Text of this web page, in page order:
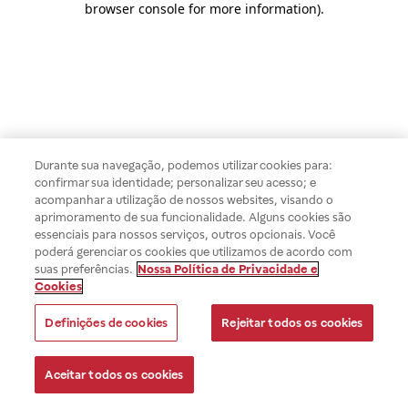
browser console for more information).
Durante sua navegação, podemos utilizar cookies para:
confirmar sua identidade; personalizar seu acesso; e
acompanhar a utilização de nossos websites, visando o
aprimoramento de sua funcionalidade. Alguns cookies são
essenciais para nossos serviços, outros opcionais. Você
poderá gerenciar os cookies que utilizamos de acordo com
suas preferências. Nossa Política de Privacidade e
Cookies
Definições de cookies Rejeitar todos os cookies
Aceitar todos os cookies